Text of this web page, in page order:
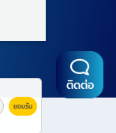
ติดต่อ
ยอมรับ